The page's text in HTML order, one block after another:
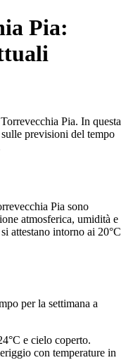
Pia:
Pia. In questa
previsioni del tempo
Pia sono
atmosferica, umidità e
attestano intorno ai 20°C
per la settimana a
e cielo coperto.
con temperature in